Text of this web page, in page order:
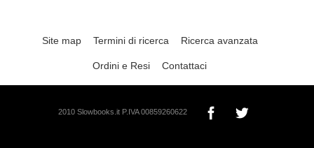
Site map Termini di ricerca Ricerca avanzata
Ordini e Resi Contattaci
2010 Slowbooks.it P.IVA 00859260622